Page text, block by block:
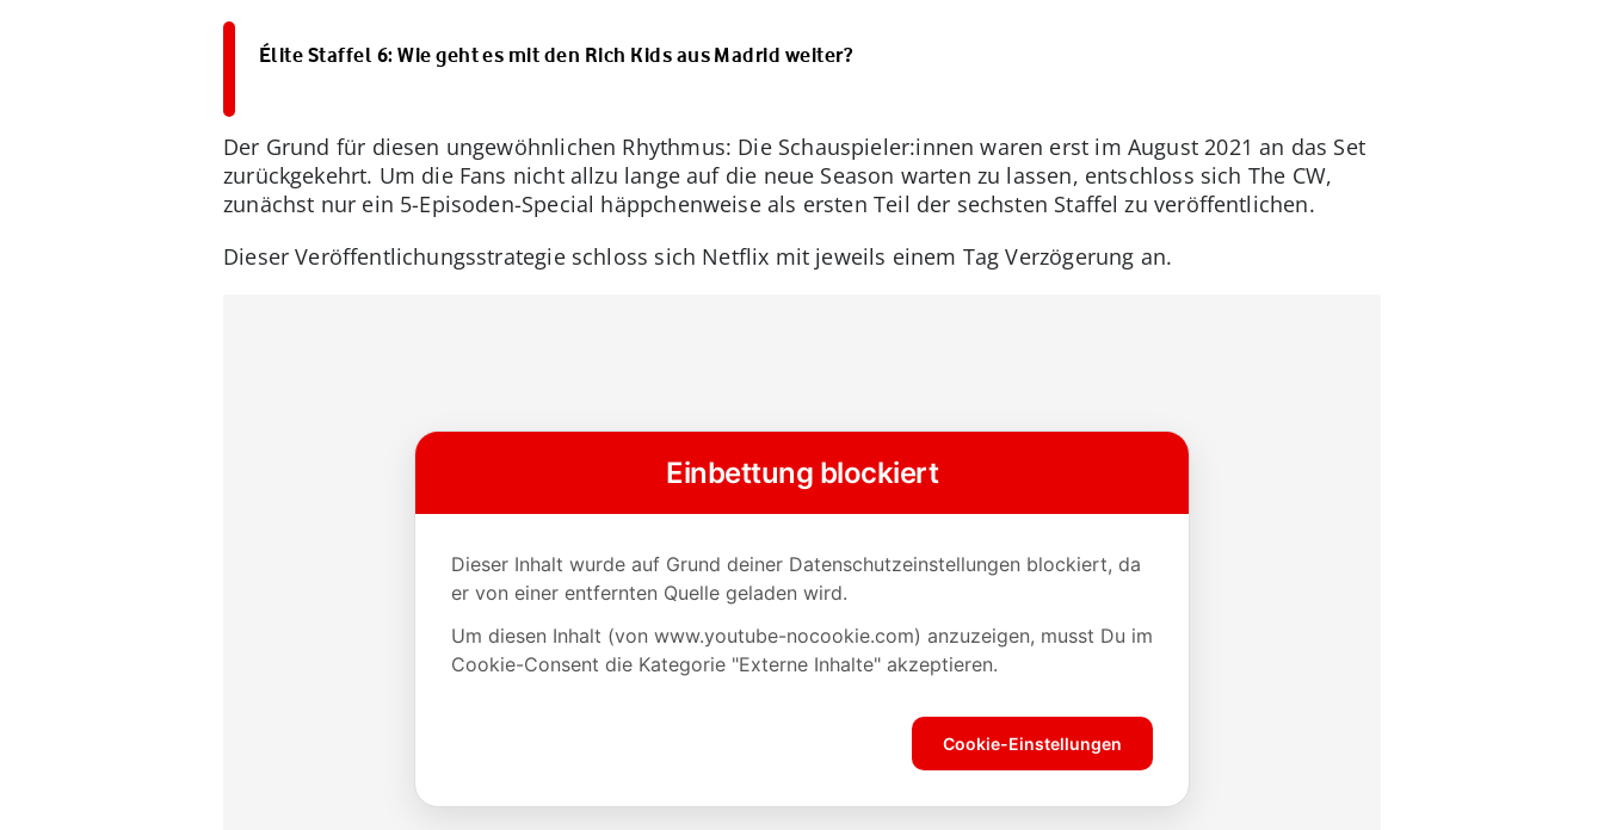
Élite Staffel 6: Wie geht es mit den Rich Kids aus Madrid weiter?
Der Grund für diesen ungewöhnlichen Rhythmus: Die Schauspieler:innen waren erst im August 2021 an das Set
zurückgekehrt. Um die Fans nicht allzu lange auf die neue Season warten zu lassen, entschloss sich The CW,
zunächst nur ein 5-Episoden-Special häppchenweise als ersten Teil der sechsten Staffel zu veröffentlichen.
Dieser Veröffentlichungsstrategie schloss sich Netflix mit jeweils einem Tag Verzögerung an.